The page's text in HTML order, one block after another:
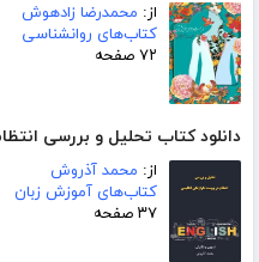
از: محمدرضا زادهوش
کتاب‌های روانشناسی
۷۲ صفحه
دانلود کتاب تحلیل و بررسی
از: محمد آذروش
کتاب‌های آموزش زبان
۳۷ صفحه